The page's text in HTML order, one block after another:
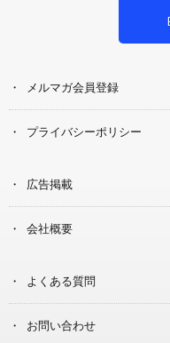
メルマガ会員登録
プライバシーポリシー
広告掲載
会社概要
よくある質問
お問い合わせ